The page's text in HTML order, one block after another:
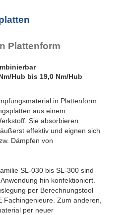
Plattenform
Hub bis 19,0 Nm/Hub
in Plattenform:
aus einem
Sie absorbieren
effektiv und eignen sich
Dämpfen von
SL-030 bis SL-300 sind
hin konfektioniert.
per Berechnungstool
Fachingenieure. Zum anderen,
per neuer